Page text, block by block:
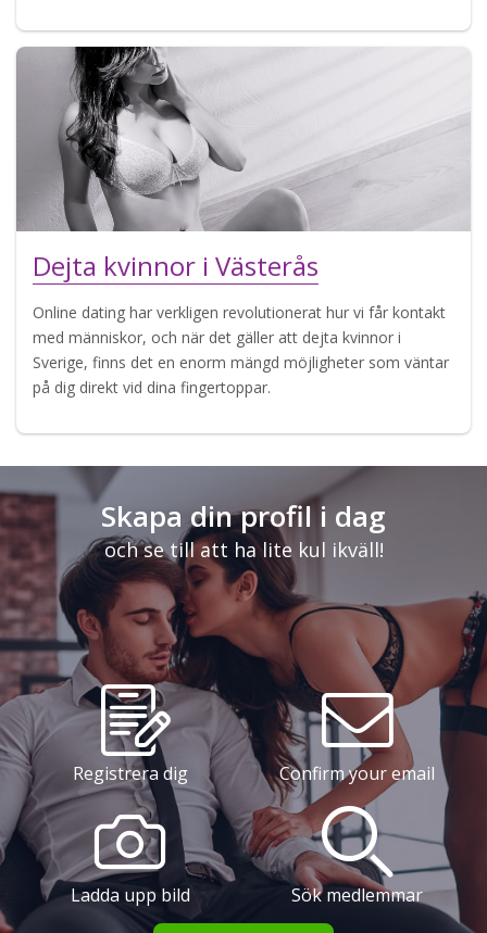
Dejta kvinnor i Västerås
Online dating har verkligen revolutionerat hur vi får kontakt
med människor, och när det gäller att dejta kvinnor i
Sverige, finns det en enorm mängd möjligheter som väntar
på dig direkt vid dina fingertoppar.
Skapa din profil i dag
och se till att ha lite kul ikväll!
Registrera dig Confirm your email
Ladda upp bild Sök medlemmar